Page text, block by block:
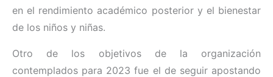
en el rendimiento académico posterior y el bienestar
de los niños y niñas.
Otro de los objetivos de la organización
contemplados para 2023 fue el de seguir apostando